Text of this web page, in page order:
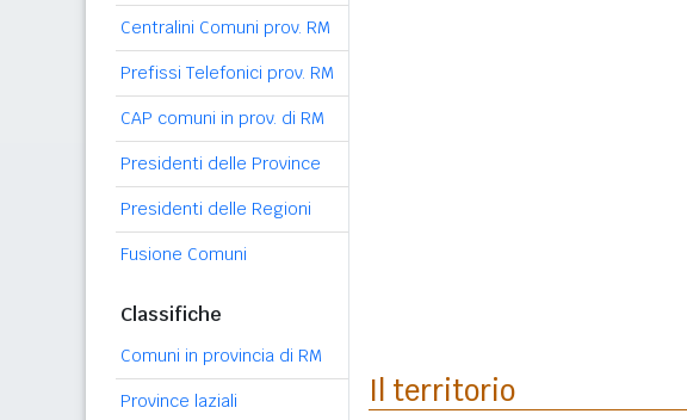
Centralini Comuni prov. RM
Prefissi Telefonici prov. RM
CAP comuni in prov. di RM
Presidenti delle Province
Presidenti delle Regioni
Fusione Comuni
Classifiche
Comuni in provincia di RM
Province laziali Il territorio